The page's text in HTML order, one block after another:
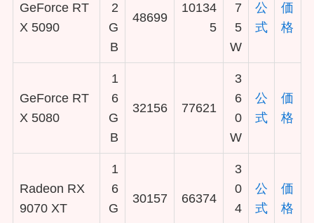
GeForce RT
X 5090
2
G
B
48699
10134
5
7
5
W
公
式
価
格
GeForce RT
X 5080
1
6
G
B
32156 77621
3
6
0
W
公
式
価
格
Radeon RX
9070 XT
1
6
G
30157 66374
3
0
4
公
式
価
格